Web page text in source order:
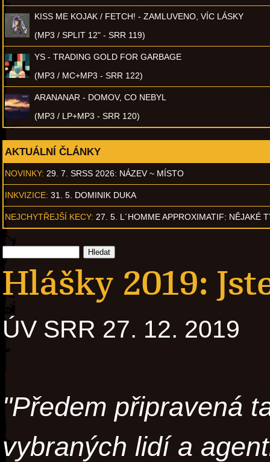
KISS ME KOJAK / FETCH! - ZAMLUVENO, VÍC LÁSKY
(MP3 / SPLIT 12" - SRR 119)
YS - TRADING GOLD FOR GARBAGE
(MP3 / MC+MP3 - SRR 122)
ARANANAR - DOMOV, CO NEBYL
(MP3 / LP+MP3 - SRR 120)
AKTUÁLNÍ ČLÁNKY
NOVINKY: 29. 7. SRSS 2026: NÁZEV ~ MÍSTO
INKVIZICE: 31. 5. DOMINIK DUKA
NEJCHYTŘEJŠÍ KECY: 27. 5. L´HOMME APPROXIMATIF: NĚJAKÉ
Hlášky 2019:
ÚV SRR 27. 12. 2019
"Předem připravená
vybraných lidí a